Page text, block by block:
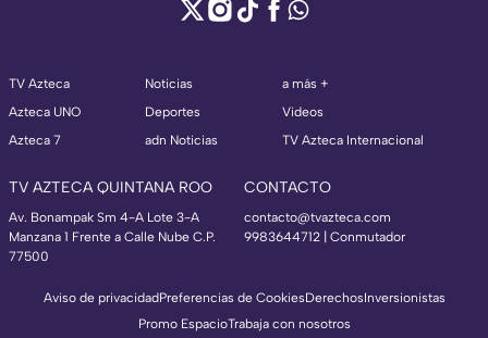
TV Azteca
Azteca UNO
Azteca 7
Noticias
Deportes
adn Noticias
a más +
Videos
TV Azteca Internacional
TV AZTECA QUINTANA ROO
Av. Bonampak Sm 4-A Lote 3-A
Manzana 1 Frente a Calle Nube C.P.
77500
CONTACTO
contacto@tvazteca.com
9983644712 | Conmutador
Aviso de privacidadPreferencias de CookiesDerechosInversionistas
Promo EspacioTrabaja con nosotros